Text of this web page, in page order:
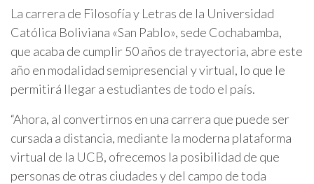
La carrera de Filosofía y Letras de la Universidad
Católica Boliviana «San Pablo», sede Cochabamba,
que acaba de cumplir 50 años de trayectoria, abre este
año en modalidad semipresencial y virtual, lo que le
permitirá llegar a estudiantes de todo el país.
“Ahora, al convertirnos en una carrera que puede ser
cursada a distancia, mediante la moderna plataforma
virtual de la UCB, ofrecemos la posibilidad de que
personas de otras ciudades y del campo de toda